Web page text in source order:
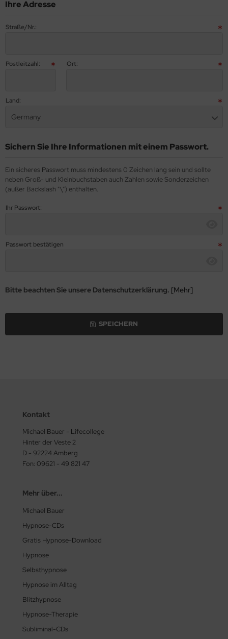
Ihre Adresse
Straße/Nr.:
Postleitzahl: Ort:
Land:
Germany
Sichern Sie Ihre Informationen mit einem Passwort.
Ein sicheres Passwort muss mindestens 0 Zeichen lang sein und sollte
neben Groß- und Kleinbuchstaben auch Zahlen sowie Sonderzeichen
(außer Backslash "\") enthalten.
Ihr Passwort:
Passwort bestätigen
Bitte beachten Sie unsere Datenschutzerklärung. [Mehr]
SPEICHERN
Kontakt
Michael Bauer - Lifecollege
Hinter der Veste 2
D - 92224 Amberg
Fon: 09621 - 49 821 47
Mehr über...
Michael Bauer
Hypnose-CDs
Gratis Hypnose-Download
Hypnose
Selbsthypnose
Hypnose im Alltag
Blitzhypnose
Hypnose-Therapie
Subliminal-CDs